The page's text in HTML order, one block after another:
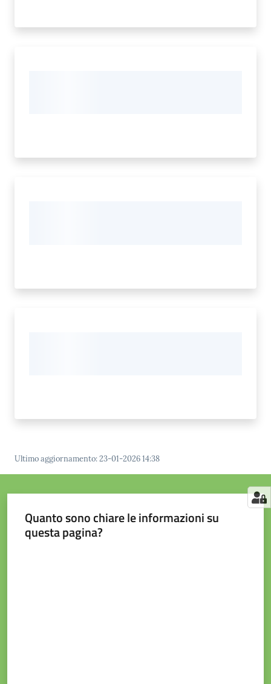
Ultimo aggiornamento:23-01-2026 14:38
Quanto sono chiare le informazioni su
questa pagina?